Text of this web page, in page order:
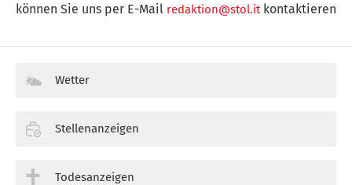
können Sie uns per E-Mail redaktion@stol.itkontaktieren
Wetter
Stellenanzeigen
Todesanzeigen